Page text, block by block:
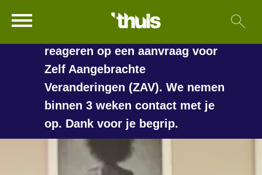
Naar hoofdinhoud
Naar hoofdnavigatiemenu
Naar zoeken
Naar de homepage
Ga naar Hoofd
langer duren voordat we
reageren op een aanvraag voor
Zelf Aangebrachte
Veranderingen (ZAV). We nemen
binnen 3 weken contact met je
op. Dank voor je begrip.